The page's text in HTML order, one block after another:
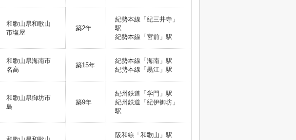
和歌山県和歌山
市塩屋
築2年
紀勢本線「紀三井寺」
駅
紀勢本線「宮前」駅
和歌山県海南市
名高
築15年
紀勢本線「海南」駅
紀勢本線「黒江」駅
和歌山県御坊市
島
築9年
紀州鉄道「学門」駅
紀州鉄道「紀伊御坊」
駅
阪和線「和歌山」駅